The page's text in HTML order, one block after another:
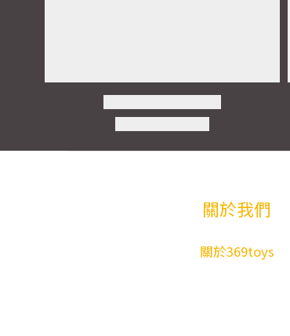
關於我們
關於369toys